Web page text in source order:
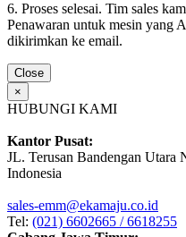
6. Proses selesai. Tim sales
Penawaran untuk mesin yang
dikirimkan ke email.
Close
×
HUBUNGI KAMI
Kantor Pusat:
JL. Terusan Bandengan Utara
Indonesia
sales-emm@ekamaju.co.id
Tel: (021) 6602665 / 6618255